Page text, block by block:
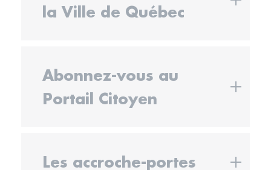
la Ville de Québec
Abonnez-vous au
Portail Citoyen
Les accroche-portes